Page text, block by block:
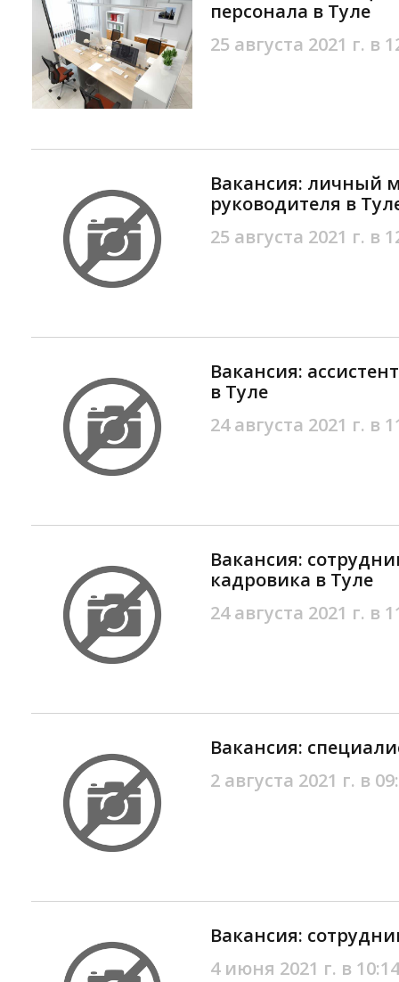
персонала в Туле
25 августа 2021 г. в
Вакансия: личный
руководителя в
25 августа 2021 г. в
Вакансия:
в Туле
24 августа 2021 г. в
Вакансия:
кадровика в Туле
24 августа 2021 г. в
Вакансия:
2 августа 2021 г. в
Вакансия:
4 июня 2021 г. в 10:14